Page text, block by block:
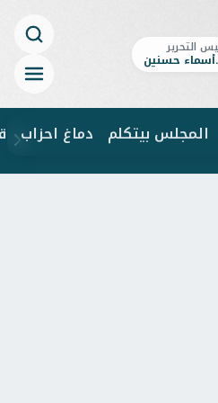
التحرير
حسنين
المجلس بيتكلم دماغ احزاب